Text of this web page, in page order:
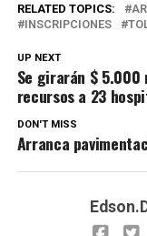
RELATED TOPICS:
INSCRIPCIONES
UP NEXT
Se girarán $
recursos a 23
DON'T MISS
Arranca